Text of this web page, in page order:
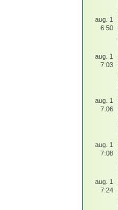
aug. 1
6:50
aug. 1
7:03
aug. 1
7:06
aug. 1
7:08
aug. 1
7:24